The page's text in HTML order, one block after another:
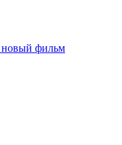
новый фильм